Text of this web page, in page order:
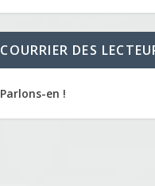
COURRIER DES
Parlons-en !